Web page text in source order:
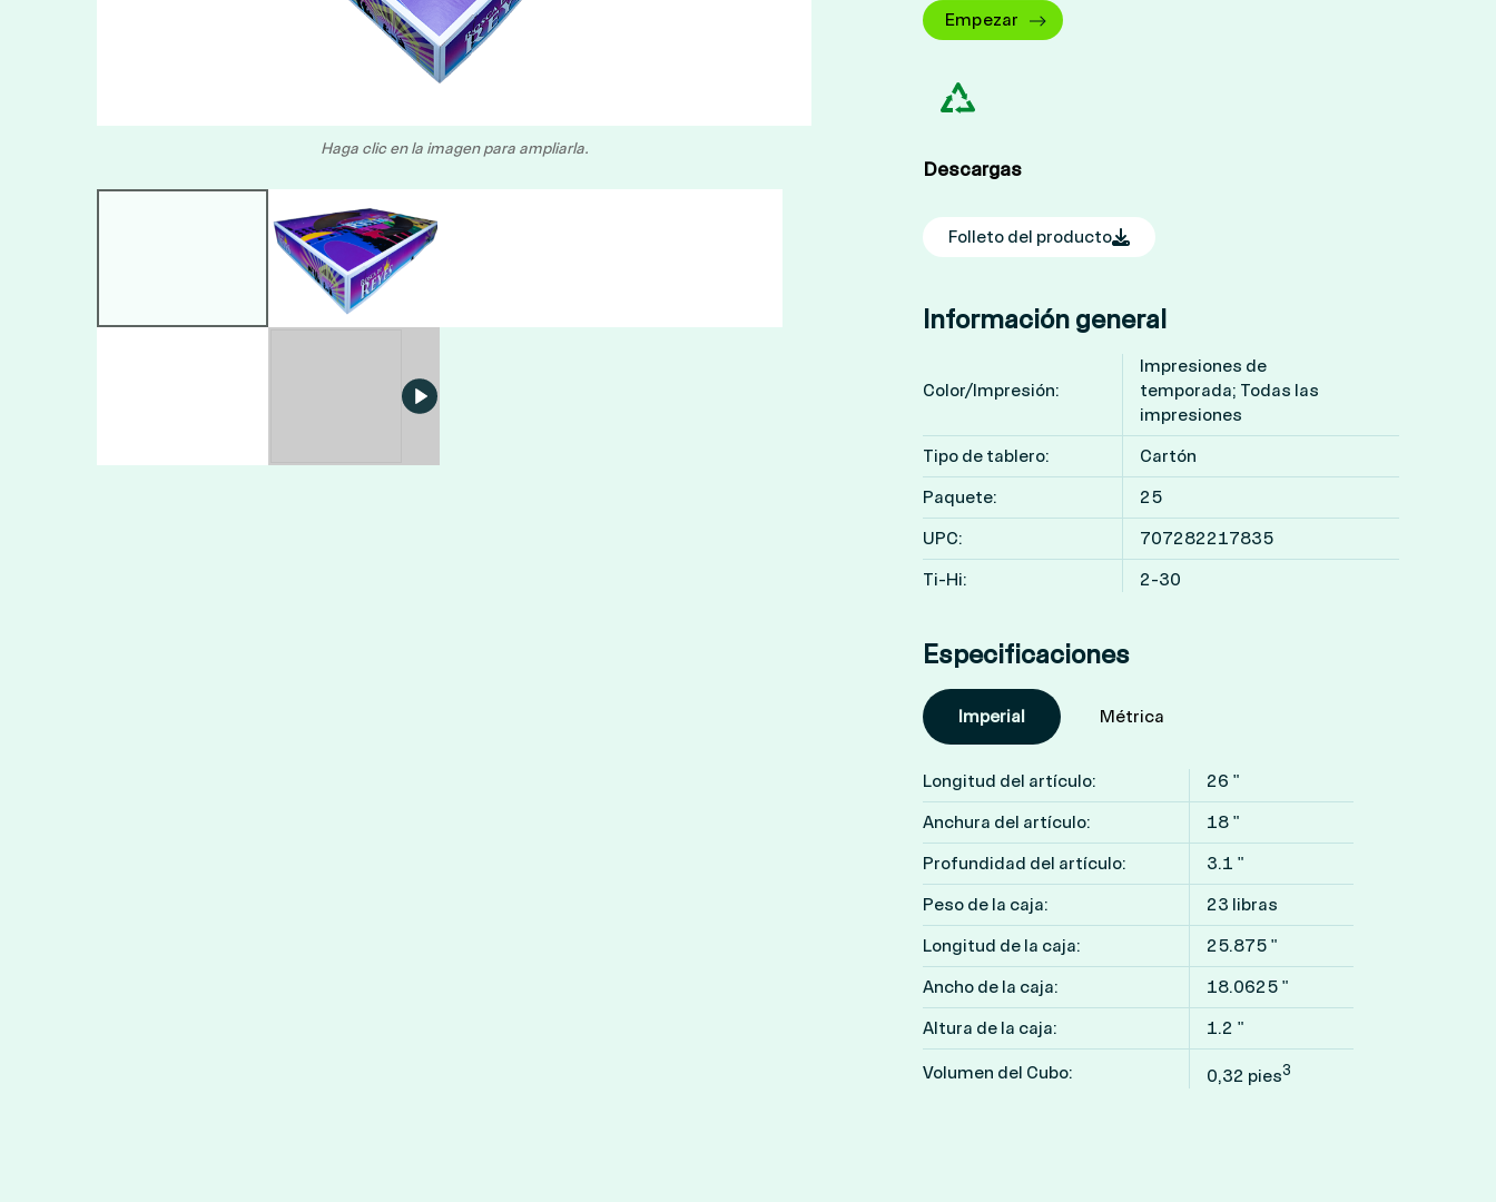
Haga clic en la imagen para ampliarla.
Empezar
Descargas
Folleto del producto
Información general
Color/Impresión:
Impresiones de
temporada; Todas las
impresiones
Tipo de tablero:
Cartón
Paquete:
25
UPC:
707282217835
Ti-Hi:
2-30
Especificaciones
Imperial Métrica
Longitud del artículo:
26 "
Anchura del artículo:
18 "
Profundidad del artículo:
3.1 "
Peso de la caja:
23 libras
Longitud de la caja:
25.875 "
Ancho de la caja:
18.0625 "
Altura de la caja:
1.2 "
Volumen del Cubo: 0,32 pies3